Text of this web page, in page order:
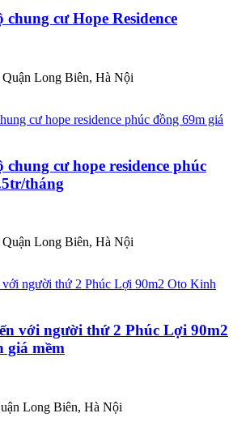
chung cư Hope Residence
Long Biên, Hà Nội
chung cư hope residence phúc
tháng
Long Biên, Hà Nội
với người thứ 2 Phúc Lợi 90m2
giá mềm
Long Biên, Hà Nội